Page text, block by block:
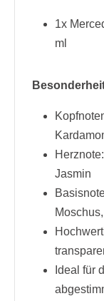
1x
ml
Jasmin
Ideal für